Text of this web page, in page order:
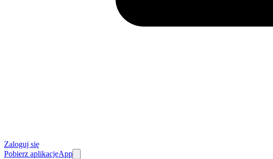
Zaloguj się
Pobierz aplikacjęApp